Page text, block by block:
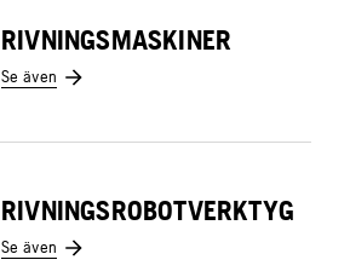
RIVNINGSMASKINER
Se även
RIVNINGSROBOTVERKTYG
Se även